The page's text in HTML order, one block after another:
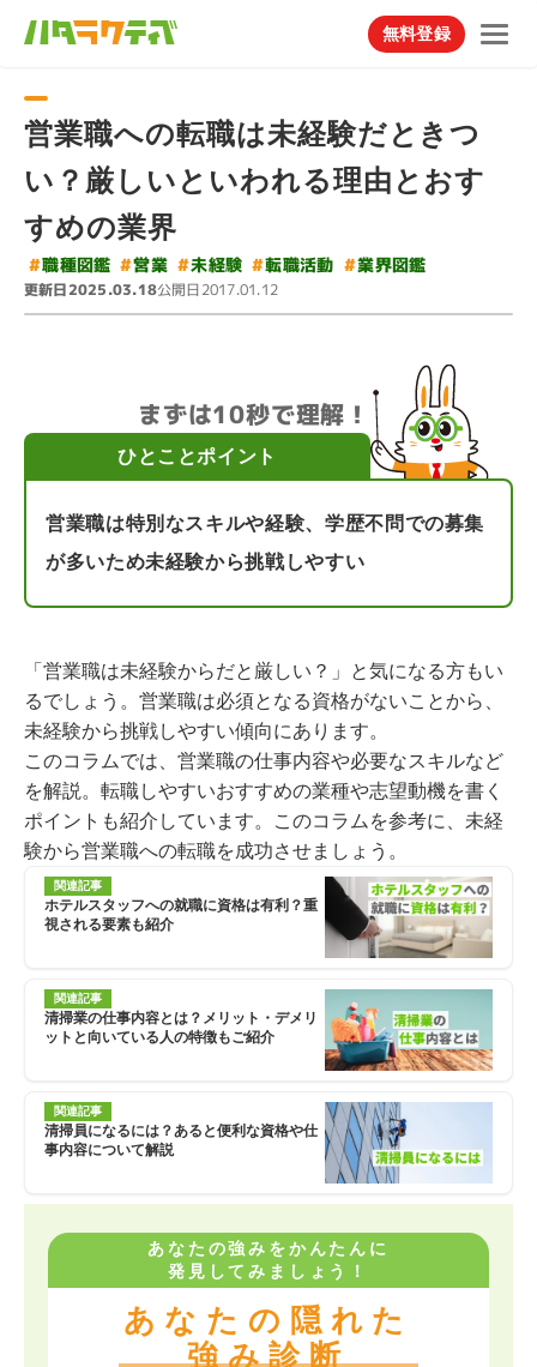
無料登録
営業職への転職は未経験だときつ
い？厳しいといわれる理由とおす
すめの業界
#職種図鑑 #営業 #未経験 #転職活動 #業界図鑑
更新日2025.03.18公開日2017.01.12
まずは10秒で理解！
ひとことポイント
営業職は特別なスキルや経験、学歴不問での募集
が多いため未経験から挑戦しやすい
「営業職は未経験からだと厳しい？」と気になる方もい
るでしょう。営業職は必須となる資格がないことから、
未経験から挑戦しやすい傾向にあります。
このコラムでは、営業職の仕事内容や必要なスキルなど
を解説。転職しやすいおすすめの業種や志望動機を書く
ポイントも紹介しています。このコラムを参考に、未経
験から営業職への転職を成功させましょう。
関連記事
ホテルスタッフへの就職に資格は有利？重
視される要素も紹介
関連記事
清掃業の仕事内容とは？メリット・デメリ
ットと向いている人の特徴もご紹介
関連記事
清掃員になるには？あると便利な資格や仕
事内容について解説
あなたの強みをかんたんに
発見してみましょう！
あなたの隠れた
強み診断